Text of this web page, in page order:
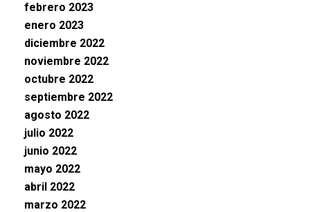
febrero 2023
enero 2023
diciembre 2022
noviembre 2022
octubre 2022
septiembre 2022
agosto 2022
julio 2022
junio 2022
mayo 2022
abril 2022
marzo 2022